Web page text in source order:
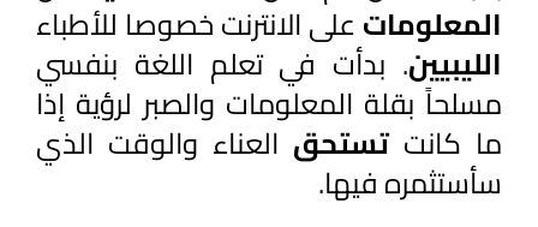
المعلومات على الانترنت خصوصا للأطباء
الليبيين
ما كانت تستحق
سأستثمره فيها.